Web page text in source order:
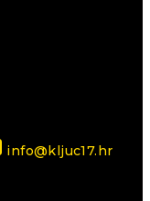
info@kljuc17.hr